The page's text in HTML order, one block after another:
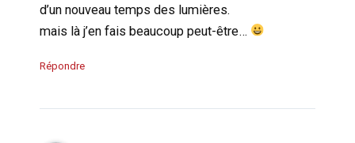
d’un nouveau temps des lumières.
mais là j’en fais beaucoup peut-être…
Répondre